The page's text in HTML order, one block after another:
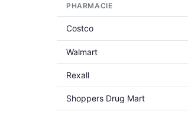
PHARMACIE
Costco
Walmart
Rexall
Shoppers Drug Mart